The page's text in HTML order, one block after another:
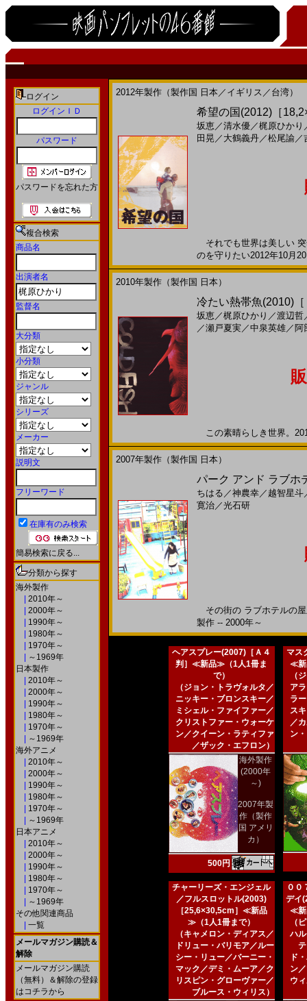
ログイン
ログインＩＤ
パスワード
パスワードを忘れた方
複合検索
商品名
出演者名
監督名
大分類
小分類
ジャンル
シリーズ
メーカー
説明文
フリーワード
在庫有のみ検索
簡易検索に戻る...
分類から探す
海外製作
2010年～
2000年～
1990年～
1980年～
1970年～
～1969年
日本製作
2010年～
2000年～
1990年～
1980年～
1970年～
～1969年
海外アニメ
2010年～
2000年～
1990年～
1980年～
1970年～
～1969年
日本アニメ
2010年～
2000年～
1990年～
1980年～
1970年～
～1969年
その他関連商品
一覧
メールマガジン購読＆
解除
メールマガジン購読
（無料）＆解除の登録
はコチラから
2012年製作（製作国 日本／イギリス／台湾）
希望の国(2012)［
坂恵／清水優／梶原ひかり
田晃／ 大鶴義丹／松尾諭／
それでも世界は美しい
のを守りたい2012年10
2010年製作（製作国 日本）
冷たい熱帯魚(2010)
坂恵／梶原ひかり ／渡辺哲
／瀬戸夏実／中泉英雄／ 阿
この素晴らしき世界。
2007年製作（製作国 日本）
パーク アンド ラブホ
ちはる ／神農幸／ 越智星斗
寛治／光石研
その街の ラブホテルの
製作 -- 2000年～
ヘアスプレー(2007)［Ａ４
判］≪新品≫（1人1冊ま
で）
（ジョン・トラヴォルタ／
ニッキー・ブロンスキー／
ミシェル・ファイファー／
クリストファー・ウォーケ
ン／クイーン・ラティファ
／ザック・エフロン）
海外製作
(2000年
～)
2007年製
作（製作
国 アメリ
カ）
500円
マス
≪新
（
ア
ラ
ス
／
ン
チャーリーズ・エンジェル
／フルスロットル(2003)
［25,6×30,5cm］≪新品
≫（1人1冊まで）
（キャメロン・ディアス／
ドリュー・バリモア／ルー
シー・リュー／バーニー・
マック／デミ・ムーア／ク
リスピン・グローヴァー／
ブルース・ウィリス）
００
デイ
≪新
（
ハ
ド
ン
ウ